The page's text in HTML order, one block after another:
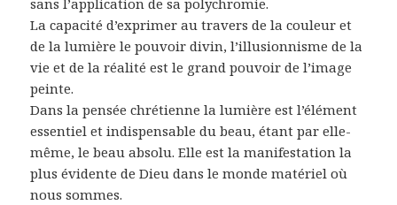
sans l’application de sa polychromie.
La capacité d’exprimer au travers de la couleur et
de la lumière le pouvoir divin, l’illusionnisme de la
vie et de la réalité est le grand pouvoir de l’image
peinte.
Dans la pensée chrétienne la lumière est l’élément
essentiel et indispensable du beau, étant par elle-
même, le beau absolu. Elle est la manifestation la
plus évidente de Dieu dans le monde matériel où
nous sommes.